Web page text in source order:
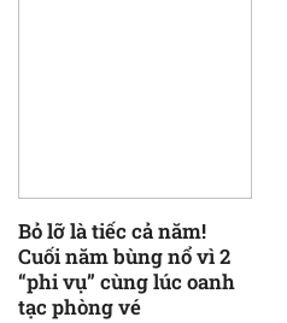
Bỏ lỡ là tiếc cả năm!
Cuối năm bùng nổ vì 2
“phi vụ” cùng lúc oanh
tạc phòng vé